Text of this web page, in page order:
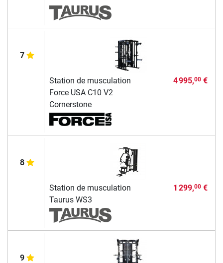
7
Station de musculation
Force USA C10 V2
Cornerstone
4 995,00€
8
Station de musculation
Taurus WS3
1 299,00€
9